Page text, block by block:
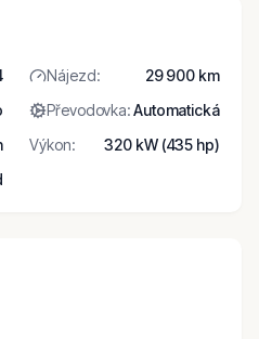
Nájezd:
29 900 km
Převodovka:Automatická
Výkon:
320 kW (435 hp)